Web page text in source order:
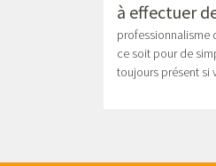
à effectuer
professionnalisme
ce soit pour de
toujours présent si